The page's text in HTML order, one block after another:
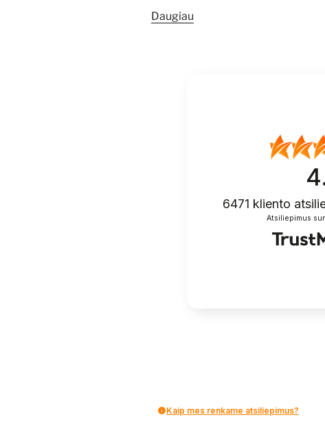
Daugiau
6471 kliento
Atsiliepimus
Kaip mes renkame atsiliepimus?